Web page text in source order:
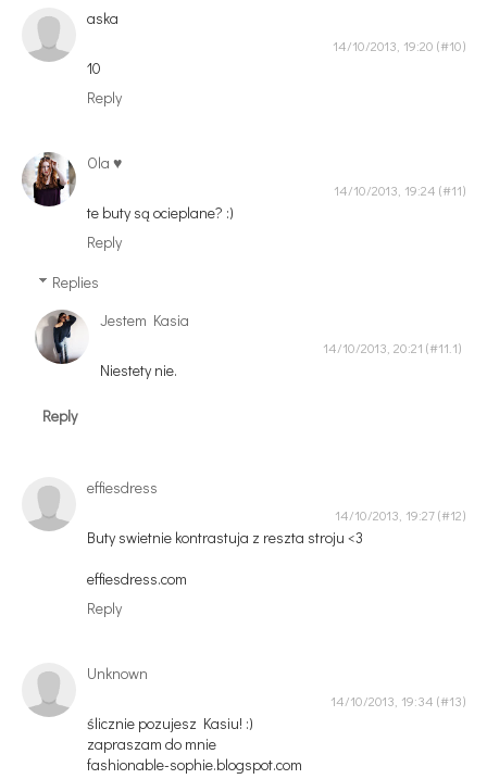
aska
14/10/2013, 19:20
10
Reply
Ola ♥
14/10/2013, 19:24
te buty są ocieplane? :)
Reply
Replies
Jestem Kasia
14/10/2013, 20:21
Niestety nie.
Reply
effiesdress
14/10/2013, 19:27
Buty swietnie kontrastuja z reszta stroju <3
effiesdress.com
Reply
Unknown
14/10/2013, 19:34
ślicznie pozujesz Kasiu! :)
zapraszam do mnie
fashionable-sophie.blogspot.com